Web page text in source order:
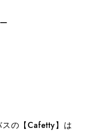
の【Cafetty】は